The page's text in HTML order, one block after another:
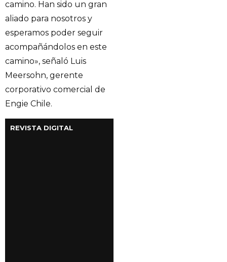
camino. Han sido un gran
aliado para nosotros y
esperamos poder seguir
acompañándolos en este
camino», señaló Luis
Meersohn, gerente
corporativo comercial de
Engie Chile.
REVISTA DIGITAL